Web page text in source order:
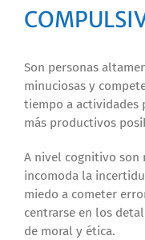
Son personas
minuciosas y
tiempo a actividades
más productivos
A nivel cognitivo son
incomoda la
miedo a cometer
centrarse en los
de moral y ética.